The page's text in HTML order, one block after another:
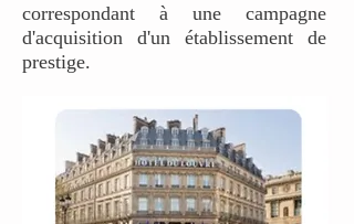
correspondant à une campagne
d'acquisition d'un établissement de
prestige.